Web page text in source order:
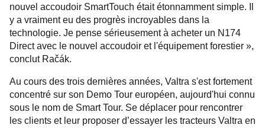
nouvel accoudoir SmartTouch était étonnamment simple. Il
y a vraiment eu des progrès incroyables dans la
technologie. Je pense sérieusement à acheter un N174
Direct avec le nouvel accoudoir et l'équipement forestier »,
conclut Račák.
Au cours des trois dernières années, Valtra s'est fortement
concentré sur son Demo Tour européen, aujourd'hui connu
sous le nom de Smart Tour. Se déplacer pour rencontrer
les clients et leur proposer d’essayer les tracteurs Valtra en